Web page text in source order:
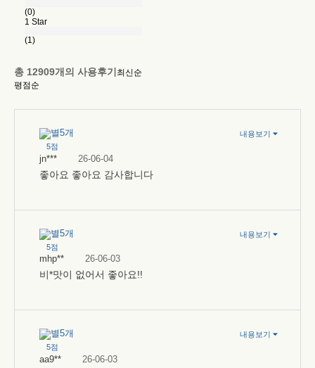
(0)
1 Star
(1)
총 12909개의 사용후기 최신순
평점순
5점
jn*** 26-06-04
내용보기
좋아요 좋아요 감사합니다
5점
mhp** 26-06-03
내용보기
비*맛이 없어서 좋아요!!
5점
aa9** 26-06-03
내용보기